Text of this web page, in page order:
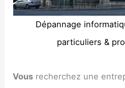
Dépannage
particuliers &
Vous recherchez une